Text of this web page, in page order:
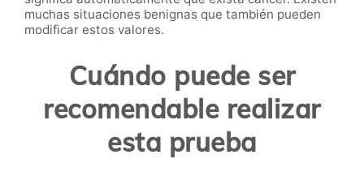
muchas situaciones benignas que también pueden
modificar estos valores.
Cuándo puede ser
recomendable realizar
esta prueba